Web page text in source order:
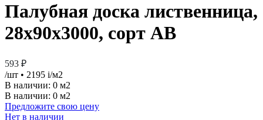
Палубная доска лиственница,
28х90х3000, сорт АВ
593 ₽
/шт • 2195 i/м2
В наличии: 0 м2
В наличии: 0 м2
Предложите свою цену
Нет в наличии